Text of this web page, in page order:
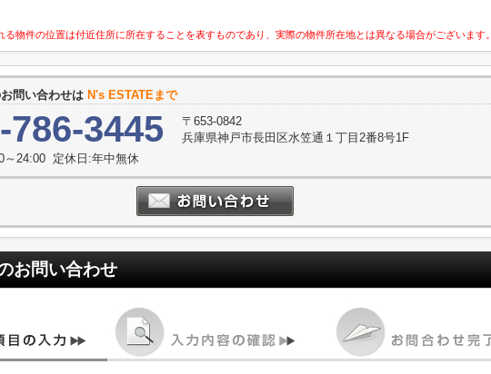
物件の位置は付近住所に所在することを表すものであり、実際の物件所在地とは異なる場合がございます。
問い合わせは N's ESTATEまで
3445
〒653-0842
兵庫県神戸市長田区水笠通１丁目2番8号1F
～24:00 定休日:年中無休
お問い合わせ